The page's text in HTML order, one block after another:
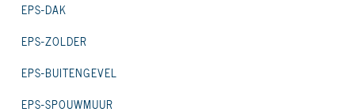
EPS-DAK
EPS-ZOLDER
EPS-BUITENGEVEL
EPS-SPOUWMUUR